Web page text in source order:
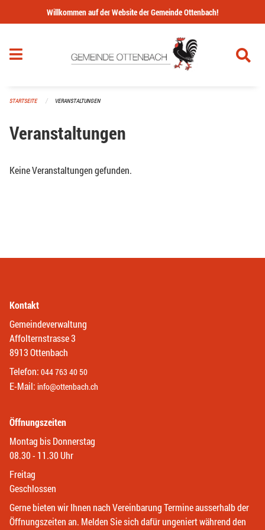
Navigation überspringen
Willkommen auf der Website der Gemeinde Ottenbach!
STARTSEITE VERANSTALTUNGEN
Veranstaltungen
Keine Veranstaltungen gefunden.
Kontakt
Gemeindeverwaltung
Affolternstrasse 3
8913 Ottenbach
Telefon: 044 763 40 50
E-Mail: info@ottenbach.ch
Öffnungszeiten
Montag bis Donnerstag
08.30 - 11.30 Uhr
Freitag
Geschlossen
Gerne bieten wir Ihnen nach Vereinbarung Termine ausserhalb der
Öffnungszeiten an. Melden Sie sich dafür ungeniert während den